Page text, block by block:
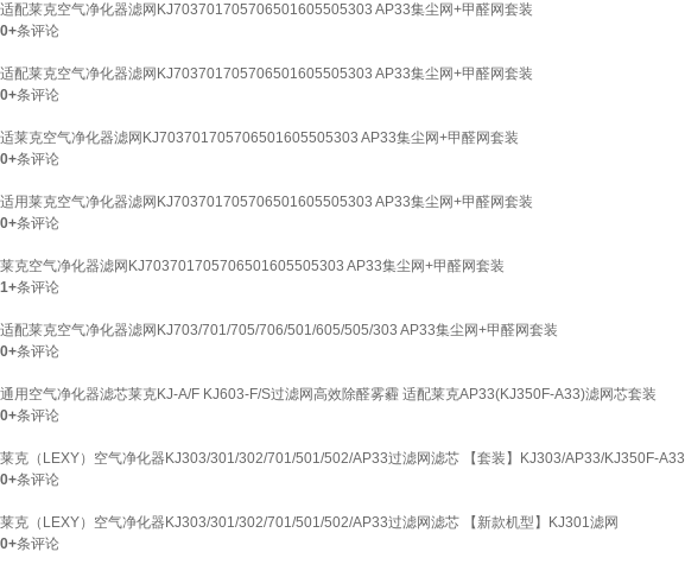
适配莱克空气净化器滤网KJ703701705706501605505303 AP33集尘网+甲醛网套装
0+条评论
适配莱克空气净化器滤网KJ703701705706501605505303 AP33集尘网+甲醛网套装
0+条评论
适莱克空气净化器滤网KJ703701705706501605505303 AP33集尘网+甲醛网套装
0+条评论
适用莱克空气净化器滤网KJ703701705706501605505303 AP33集尘网+甲醛网套装
0+条评论
莱克空气净化器滤网KJ703701705706501605505303 AP33集尘网+甲醛网套装
1+条评论
适配莱克空气净化器滤网KJ703/701/705/706/501/605/505/303 AP33集尘网+甲醛网套装
0+条评论
通用空气净化器滤芯莱克KJ-A/F KJ603-F/S过滤网高效除醛雾霾 适配莱克AP33(KJ350F-A33)滤网芯套装
0+条评论
莱克（LEXY）空气净化器KJ303/301/302/701/501/502/AP33过滤网滤芯 【套装】KJ303/AP33/KJ350F-A33
0+条评论
莱克（LEXY）空气净化器KJ303/301/302/701/501/502/AP33过滤网滤芯 【新款机型】KJ301滤网
0+条评论